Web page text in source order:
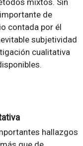
mixtos. Sin
de
contada por él
subjetividad
cualitativa
hallazgos